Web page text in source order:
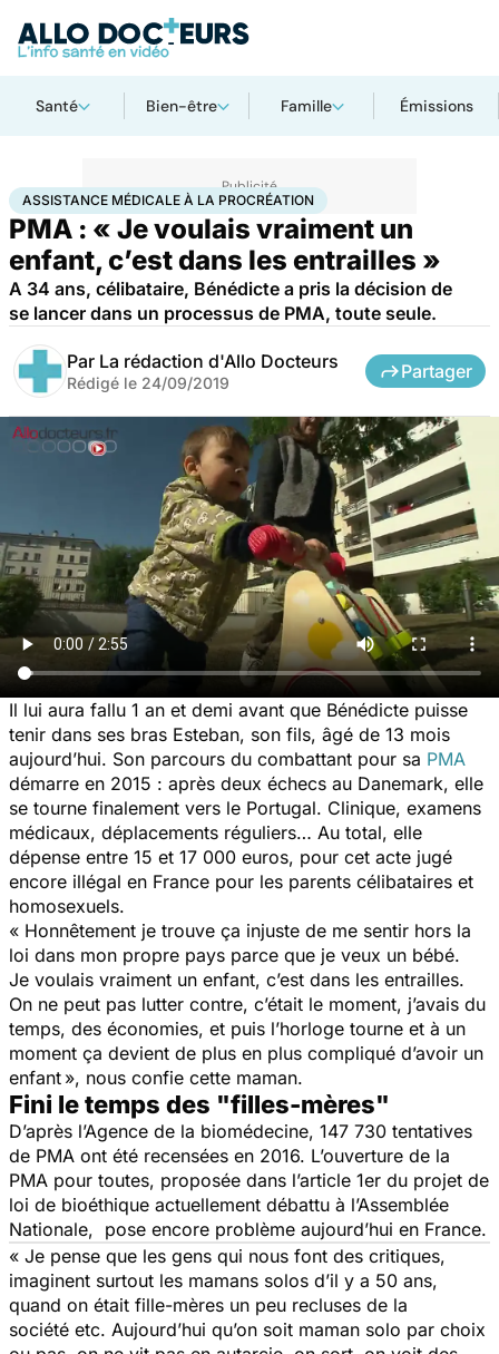
Santé Bien-être Famille Émissions
AccueilFamille Procréation Assistance médicale à la procréation
ASSISTANCE MÉDICALE À LA PROCRÉATION
PMA : « Je voulais vraiment un
enfant, c’est dans les entrailles »
A 34 ans, célibataire, Bénédicte a pris la décision de
se lancer dans un processus de PMA, toute seule.
Par La rédaction d'Allo Docteurs
Rédigé le 24/09/2019
Partager
Il lui aura fallu 1 an et demi avant que Bénédicte puisse
tenir dans ses bras Esteban, son fils, âgé de 13 mois
aujourd’hui. Son parcours du combattant pour sa PMA
démarre en 2015 : après deux échecs au Danemark, elle
se tourne finalement vers le Portugal. Clinique, examens
médicaux, déplacements réguliers… Au total, elle
dépense entre 15 et 17 000 euros, pour cet acte jugé
encore illégal en France pour les parents célibataires et
homosexuels.
« Honnêtement je trouve ça injuste de me sentir hors la
loi dans mon propre pays parce que je veux un bébé.
Je voulais vraiment un enfant, c’est dans les entrailles.
On ne peut pas lutter contre, c’était le moment, j’avais du
temps, des économies, et puis l’horloge tourne et à un
moment ça devient de plus en plus compliqué d’avoir un
enfant », nous confie cette maman.
Fini le temps des "filles-mères"
D’après l’Agence de la biomédecine, 147 730 tentatives
de PMA ont été recensées en 2016. L’ouverture de la
PMA pour toutes, proposée dans l’article 1er du projet de
loi de bioéthique actuellement débattu à l’Assemblée
Nationale, pose encore problème aujourd’hui en France.
« Je pense que les gens qui nous font des critiques,
imaginent surtout les mamans solos d’il y a 50 ans,
quand on était fille-mères un peu recluses de la
société etc. Aujourd’hui qu’on soit maman solo par choix